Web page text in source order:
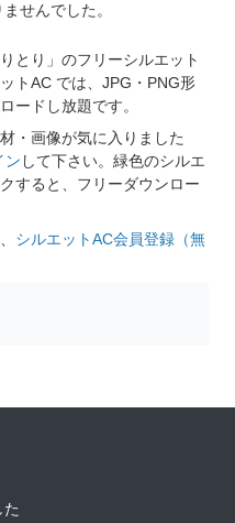
せんでした。
とり」のフリーシルエット
トAC では、JPG・PNG形
ードし放題です。
・画像が気に入りました
ン して下さい。緑色のシルエ
すると、フリーダウンロー
シルエットAC会員登録（無